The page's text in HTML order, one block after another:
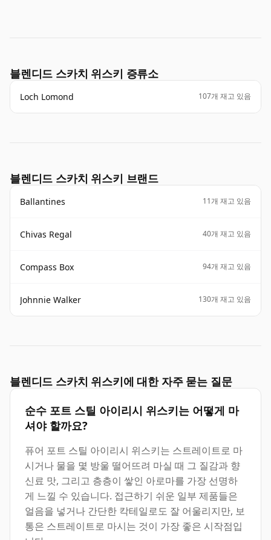
블렌디드 스카치 위스키 증류소
Loch Lomond 107개 재고 있음
블렌디드 스카치 위스키 브랜드
Ballantines 11개 재고 있음
Chivas Regal 40개 재고 있음
Compass Box 94개 재고 있음
Johnnie Walker 130개 재고 있음
블렌디드 스카치 위스키에 대한 자주 묻는 질문
순수 포트 스틸 아이리시 위스키는 어떻게 마
셔야 할까요?
퓨어 포트 스틸 아이리시 위스키는 스트레이트로 마
시거나 물을 몇 방울 떨어뜨려 마실 때 그 질감과 향
신료 맛, 그리고 층층이 쌓인 아로마를 가장 선명하
게 느낄 수 있습니다. 접근하기 쉬운 일부 제품들은
얼음을 넣거나 간단한 칵테일로도 잘 어울리지만, 보
통은 스트레이트로 마시는 것이 가장 좋은 시작점입